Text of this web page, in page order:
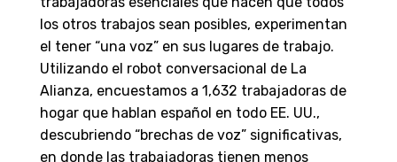
los otros trabajos sean posibles, experimentan
el tener “una voz” en sus lugares de trabajo.
Utilizando el robot conversacional de La
Alianza, encuestamos a 1,632 trabajadoras de
hogar que hablan español en todo EE. UU.,
descubriendo “brechas de voz” significativas,
en donde las trabajadoras tienen menos